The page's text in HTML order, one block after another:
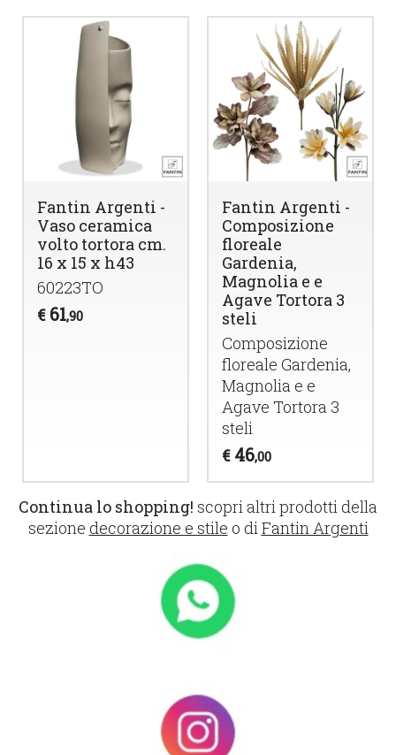
Fantin Argenti -
Vaso ceramica
volto tortora cm.
16 x 15 x h43
60223TO
€ 61,90
Fantin Argenti -
Composizione
floreale
Gardenia,
Magnolia e e
Agave Tortora 3
steli
Composizione
floreale Gardenia,
Magnolia e e
Agave Tortora 3
steli
€ 46,00
Continua lo shopping! scopri altri prodotti della
sezione decorazione e stile o diFantin Argenti